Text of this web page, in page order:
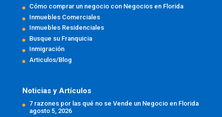
Cómo comprar un negocio con Negocios en Florida
Inmuebles Comerciales
Inmuebles Residenciales
Busque su Franquicia
Inmigración
Articulos/Blog
Noticias y Artículos
7 razones por las qué no se Vende un Negocio en Florida
agosto 5, 2026